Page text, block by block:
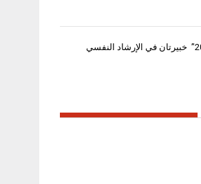
خلال ندوة في “الشارقة الدولي للكتاب 2024” خبيرتان في الإرشاد النفسي